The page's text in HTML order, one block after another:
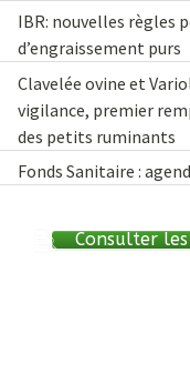
IBR: nouvelles règles
d’engraissement purs
Clavelée ovine et
vigilance, premier
des petits ruminants
Fonds Sanitaire :
Consulter